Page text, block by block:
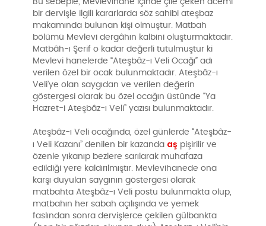
Bu sebeple, Mevlevihane içinde çile çeken acemi
bir dervişle ilgili kararlarda söz sahibi ateşbaz
makamında bulunan kişi olmuştur. Matbah
bölümü Mevlevi dergâhın kalbini oluşturmaktadır.
Matbâh-ı Şerif o kadar değerli tutulmuştur ki
Mevlevi hanelerde “Ateşbâz-ı Veli Ocağı” adı
verilen özel bir ocak bulunmaktadır. Ateşbâz-ı
Veli’ye olan saygıdan ve verilen değerin
göstergesi olarak bu özel ocağın üstünde “Ya
Hazret-i Ateşbâz-ı Veli” yazısı bulunmaktadır.
Ateşbâz-ı Veli ocağında, özel günlerde “Ateşbâz-
ı Veli Kazanı” denilen bir kazanda aş pişirilir ve
özenle yıkanıp bezlere sarılarak muhafaza
edildiği yere kaldırılmıştır. Mevlevihanede ona
karşı duyulan saygının göstergesi olarak
matbahta Ateşbâz-ı Veli postu bulunmakta olup,
matbahın her sabah açılışında ve yemek
faslından sonra dervişlerce çekilen gülbankta